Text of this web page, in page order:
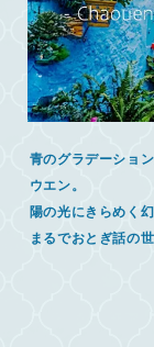
青のグラデーショ
ウエン。
陽の光にきらめく
まるでおとぎ話の